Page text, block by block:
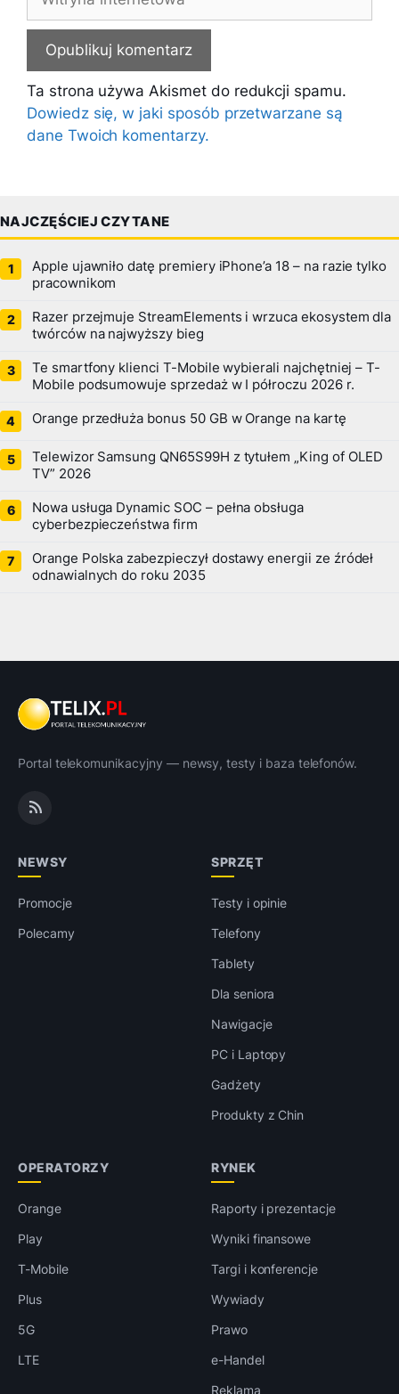
internetowa
Ta strona używa Akismet do redukcji spamu.
Dowiedz się, w jaki sposób przetwarzane są
dane Twoich komentarzy.
NAJCZĘŚCIEJ CZYTANE
Apple ujawniło datę premiery iPhone’a 18 – na razie tylko
pracownikom
Razer przejmuje StreamElements i wrzuca ekosystem dla
twórców na najwyższy bieg
Te smartfony klienci T-Mobile wybierali najchętniej – T-
Mobile podsumowuje sprzedaż w I półroczu 2026 r.
Orange przedłuża bonus 50 GB w Orange na kartę
Telewizor Samsung QN65S99H z tytułem „King of OLED
TV” 2026
Nowa usługa Dynamic SOC – pełna obsługa
cyberbezpieczeństwa firm
Orange Polska zabezpieczył dostawy energii ze źródeł
odnawialnych do roku 2035
Portal telekomunikacyjny — newsy, testy i baza telefonów.
NEWSY
Promocje
Polecamy
SPRZĘT
Testy i opinie
Telefony
Tablety
Dla seniora
Nawigacje
PC i Laptopy
Gadżety
Produkty z Chin
OPERATORZY
Orange
Play
T-Mobile
Plus
5G
LTE
RYNEK
Raporty i prezentacje
Wyniki finansowe
Targi i konferencje
Wywiady
Prawo
e-Handel
Reklama